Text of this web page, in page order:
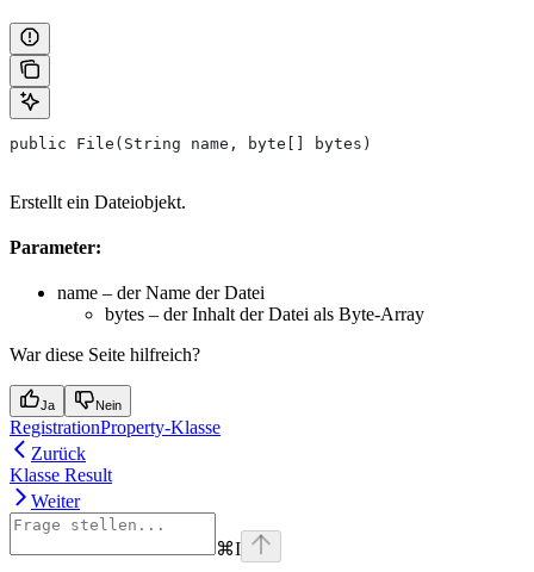
public File(String name, byte[] bytes)
Erstellt ein Dateiobjekt.
Parameter:
name – der Name der Datei
bytes – der Inhalt der Datei als Byte-Array
War diese Seite hilfreich?
Ja Nein
RegistrationProperty-Klasse
Zurück
Klasse Result
Weiter
⌘I